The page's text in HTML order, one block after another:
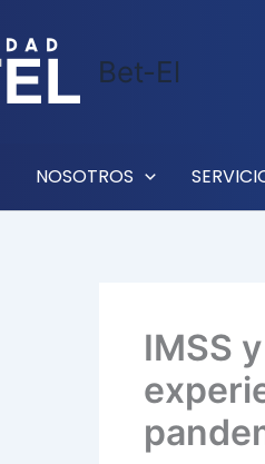
Bet-El
NOSOTROS
IMSS